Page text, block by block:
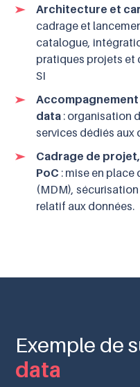
Architecture et
cadrage et
catalogue,
pratiques projets et
SI
Accompagnement
data : organisation
services dédiés aux
Cadrage de
PoC : mise en place
(MDM),
relatif aux données.
Exemple de
data